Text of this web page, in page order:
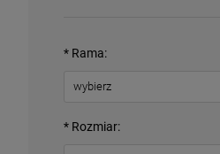
* Rama:
* Rozmiar: